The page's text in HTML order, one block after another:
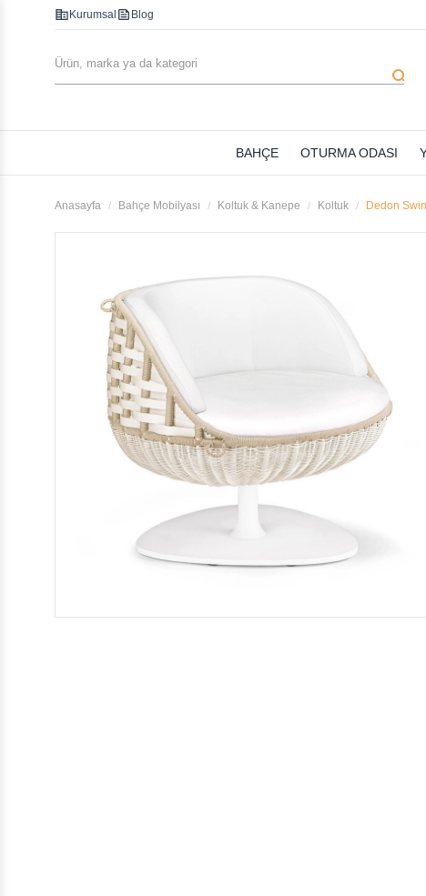
corporate_fare Kurumsal feed Blog
search
BAHÇE OTURMA ODASI
Anasayfa Bahçe Mobilyası Koltuk & Kanepe Koltuk Dedon